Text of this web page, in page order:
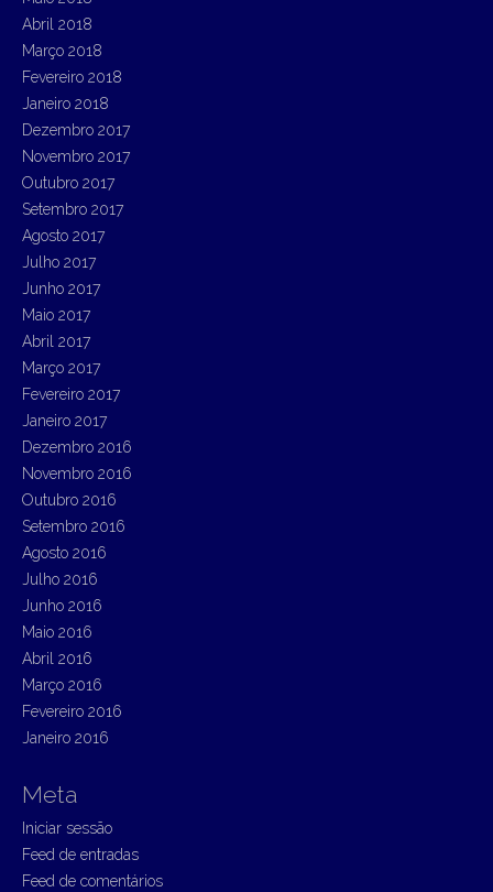
Abril 2018
Março 2018
Fevereiro 2018
Janeiro 2018
Dezembro 2017
Novembro 2017
Outubro 2017
Setembro 2017
Agosto 2017
Julho 2017
Junho 2017
Maio 2017
Abril 2017
Março 2017
Fevereiro 2017
Janeiro 2017
Dezembro 2016
Novembro 2016
Outubro 2016
Setembro 2016
Agosto 2016
Julho 2016
Junho 2016
Maio 2016
Abril 2016
Março 2016
Fevereiro 2016
Janeiro 2016
Meta
Iniciar sessão
Feed de entradas
Feed de comentários